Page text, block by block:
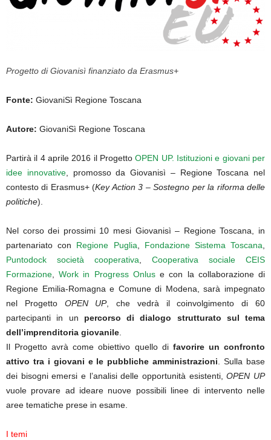
Progetto di Giovanisì finanziato da Erasmus+
Fonte: GiovaniSì Regione Toscana
Autore: GiovaniSì Regione Toscana
Partirà il 4 aprile 2016 il ProgettoOPEN UP. Istituzioni e giovani per
idee innovative, promosso da Giovanisì – Regione Toscana nel
contesto di Erasmus+ (Key Action 3 – Sostegno per la riforma delle
politiche).
Nel corso dei prossimi 10 mesi Giovanisì – Regione Toscana, in
partenariato con Regione Puglia, Fondazione Sistema Toscana,
Puntodock società cooperativa, Cooperativa sociale CEIS
Formazione,Work in Progress Onluse con la collaborazione di
Regione Emilia-Romagna e Comune di Modena, sarà impegnato
nel ProgettoOPEN UP, che vedrà il coinvolgimento di 60
partecipanti in un percorso di dialogo strutturato sul tema
dell’imprenditoria giovanile.
Il Progetto avrà come obiettivo quello di favorire un confronto
attivo tra i giovani e le pubbliche amministrazioni. Sulla base
dei bisogni emersi e l’analisi delle opportunità esistenti,OPEN UP
vuole provare ad ideare nuove possibili linee di intervento nelle
aree tematiche prese in esame.
I temi